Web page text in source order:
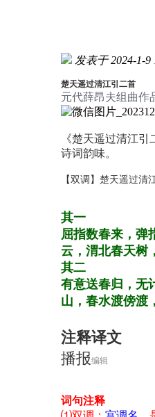
发表于 2024-1-9
楚天遥过清江引二首
元代薛昂夫组曲作
《楚天遥过清江引
诗词韵味。
【双调】楚天遥过清
其一
屈指数春来，
云，渭北春天树
其二
有意送春归，无
山，春水渡傍渡
注释译文
播报编辑
词句注释